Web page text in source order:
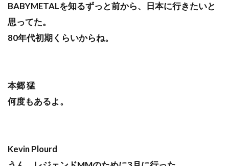
BABYMETALを知るずっと前から、日本に行きたいと
思ってた。
80年代初期くらいからね。
本郷 猛
何度もあるよ。
Kevin Plourd